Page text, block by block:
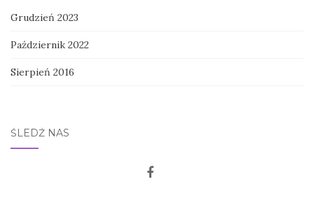
Grudzień 2023
Październik 2022
Sierpień 2016
ŚLEDŹ NAS